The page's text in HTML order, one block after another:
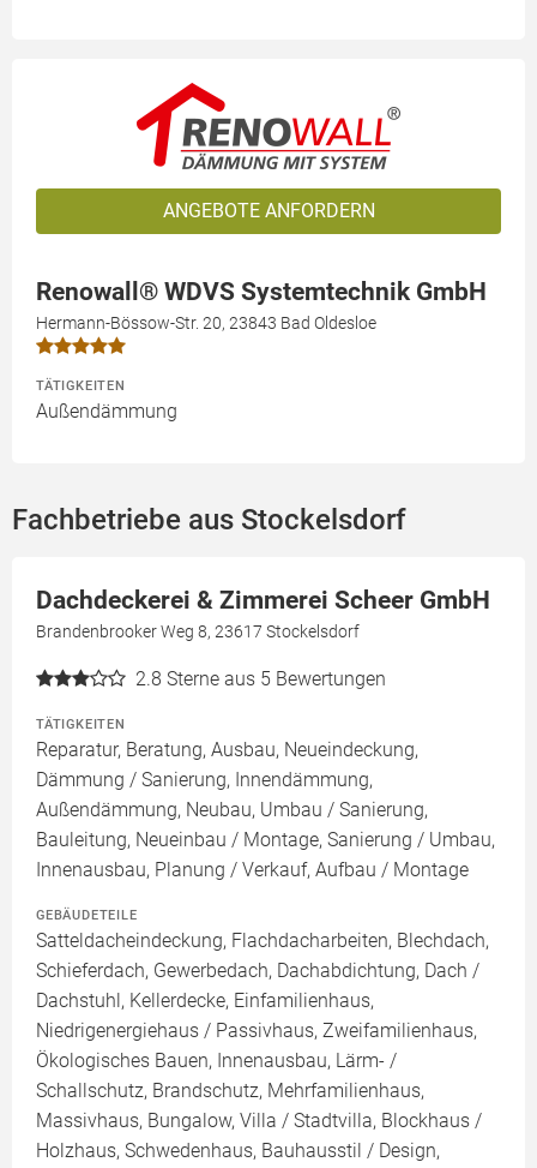
ANGEBOTE ANFORDERN
Renowall® WDVS Systemtechnik GmbH
Hermann-Bössow-Str. 20, 23843 Bad Oldesloe
TÄTIGKEITEN
Außendämmung
Fachbetriebe aus Stockelsdorf
Dachdeckerei & Zimmerei Scheer GmbH
Brandenbrooker Weg 8, 23617 Stockelsdorf
2.8 Sterne aus 5 Bewertungen
TÄTIGKEITEN
Reparatur, Beratung, Ausbau, Neueindeckung,
Dämmung / Sanierung, Innendämmung,
Außendämmung, Neubau, Umbau / Sanierung,
Bauleitung, Neueinbau / Montage, Sanierung / Umbau,
Innenausbau, Planung / Verkauf, Aufbau / Montage
GEBÄUDETEILE
Satteldacheindeckung, Flachdacharbeiten, Blechdach,
Schieferdach, Gewerbedach, Dachabdichtung, Dach /
Dachstuhl, Kellerdecke, Einfamilienhaus,
Niedrigenergiehaus / Passivhaus, Zweifamilienhaus,
Ökologisches Bauen, Innenausbau, Lärm- /
Schallschutz, Brandschutz, Mehrfamilienhaus,
Massivhaus, Bungalow, Villa / Stadtvilla, Blockhaus /
Holzhaus, Schwedenhaus, Bauhausstil / Design,